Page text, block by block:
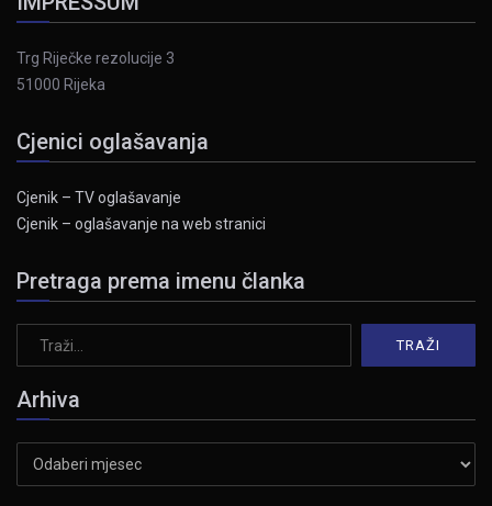
Trg Riječke rezolucije 3
51000 Rijeka
Cjenici oglašavanja
Cjenik – TV oglašavanje
Cjenik – oglašavanje na web stranici
Pretraga prema imenu članka
Arhiva